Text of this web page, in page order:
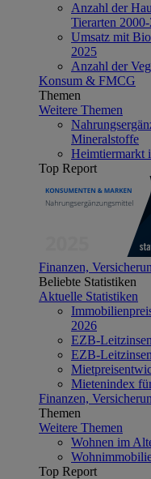
Anzahl der
Tierarten
Umsatz mit
2025
Anzahl der
Konsum & FMCG
Themen
Weitere Themen
Mineralstoffe
Heimtiermarkt
Top Report
Finanzen,
Beliebte Statistiken
Aktuelle Statistiken
2026
EZB-
EZB-
Mietenindex
Finanzen,
Themen
Weitere Themen
Wohnen im
Top Report